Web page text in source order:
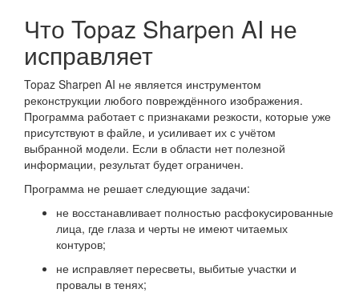
Что Topaz Sharpen AI не
исправляет
Topaz Sharpen AI не является инструментом
реконструкции любого повреждённого изображения.
Программа работает с признаками резкости, которые уже
присутствуют в файле, и усиливает их с учётом
выбранной модели. Если в области нет полезной
информации, результат будет ограничен.
Программа не решает следующие задачи:
не восстанавливает полностью расфокусированные
лица, где глаза и черты не имеют читаемых
контуров;
не исправляет пересветы, выбитые участки и
провалы в тенях;